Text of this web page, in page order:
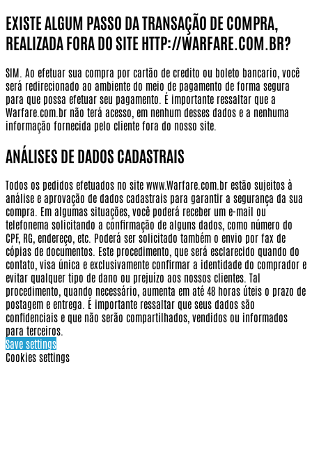
EXISTE ALGUM PASSO DA TRANSAÇÃO DE COMPRA,
REALIZADA FORA DO SITE HTTP://WARFARE.COM.BR?
SIM. Ao efetuar sua compra por cartão de credito ou boleto bancario, você
será redirecionado ao ambiente do meio de pagamento de forma segura
para que possa efetuar seu pagamento. É importante ressaltar que a
Warfare.com.br não terá acesso, em nenhum desses dados e a nenhuma
informação fornecida pelo cliente fora do nosso site.
ANÁLISES DE DADOS CADASTRAIS
Todos os pedidos efetuados no site www.Warfare.com.br estão sujeitos à
análise e aprovação de dados cadastrais para garantir a segurança da sua
compra. Em algumas situações, você poderá receber um e-mail ou
telefonema solicitando a confirmação de alguns dados, como número do
CPF, RG, endereço, etc. Poderá ser solicitado também o envio por fax de
cópias de documentos. Este procedimento, que será esclarecido quando do
contato, visa única e exclusivamente confirmar a identidade do comprador e
evitar qualquer tipo de dano ou prejuízo aos nossos clientes. Tal
procedimento, quando necessário, aumenta em até 48 horas úteis o prazo de
postagem e entrega. É importante ressaltar que seus dados são
confidenciais e que não serão compartilhados, vendidos ou informados
para terceiros.
Save settings
Cookies settings